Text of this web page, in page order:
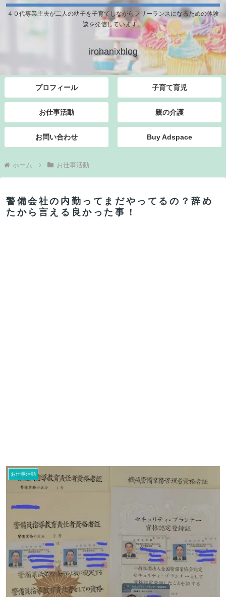
４０代専業主夫が二人の幼子を子育てしながらフリーランスになるための体験
談を発信しています。
irohanixblog
プロフィール 子育て育児
お仕事活動 親の介護
お問い合わせ Buy Adspace
ホーム お仕事活動
警備会社の内勤ってまだやってるの？辞め
たから言える良かった事！
お仕事活動